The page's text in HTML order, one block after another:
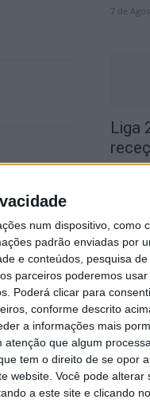
num dispositivo, como
padrão enviadas por
e conteúdos, pesquisa
parceiros poderemos
Poderá clicar para
conforme descrito
a informações mais
atenção que algum
tem o direito de se opor
website. Você pode alterar
a este site e clicando
Próximo artigo
em 2022
7 de
Liga
7 de
por
6 de